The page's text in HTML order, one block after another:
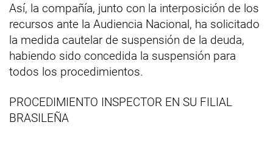
Así, la compañía, junto con la interposición de los
recursos ante la Audiencia Nacional, ha solicitado
la medida cautelar de suspensión de la deuda,
habiendo sido concedida la suspensión para
todos los procedimientos.
PROCEDIMIENTO INSPECTOR EN SU FILIAL
BRASILEÑA